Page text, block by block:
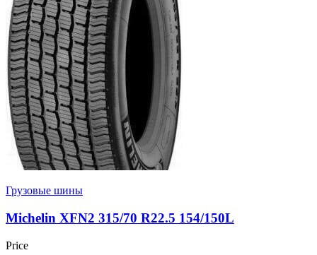
Грузовые шины
Michelin XFN2 315/70 R22.5 154/150L
Price